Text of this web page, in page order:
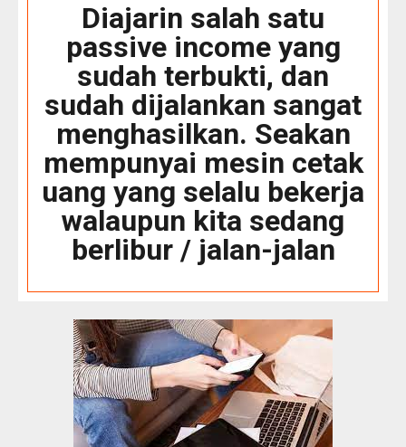
Diajarin salah satu
passive income yang
sudah terbukti, dan
sudah dijalankan sangat
menghasilkan. Seakan
mempunyai mesin cetak
uang yang selalu bekerja
walaupun kita sedang
berlibur / jalan-jalan